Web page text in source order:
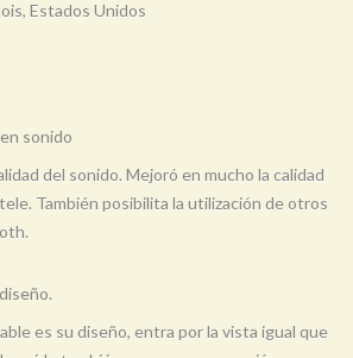
Estados Unidos
sonido
del sonido. Mejoró en mucho la calidad
También posibilita la utilización de otros
es su diseño, entra por la vista igual que